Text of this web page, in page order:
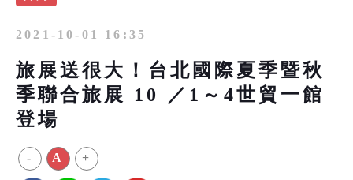
2021-10-01 16:35
旅展送很大！台北國際夏季暨秋
季聯合旅展 10 ／1～4世貿一館
登場
- A +